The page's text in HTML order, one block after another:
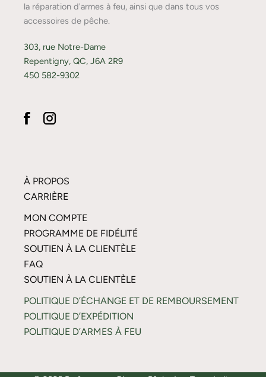
la réparation d'armes à feu, ainsi que dans tous vos
accessoires de pêche.
303, rue Notre-Dame
Repentigny, QC, J6A 2R9
450 582-9302
À PROPOS
CARRIÈRE
MON COMPTE
PROGRAMME DE FIDÉLITÉ
SOUTIEN À LA CLIENTÈLE
FAQ
SOUTIEN À LA CLIENTÈLE
POLITIQUE D’ÉCHANGE ET DE REMBOURSEMENT
POLITIQUE D’EXPÉDITION
POLITIQUE D’ARMES À FEU